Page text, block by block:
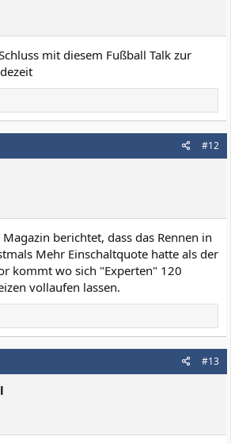
mit diesem Fußball Talk zur
#12
berichtet, dass das Rennen in
Mehr Einschaltquote hatte als der
kommt wo sich "Experten" 120
vollaufen lassen.
#13